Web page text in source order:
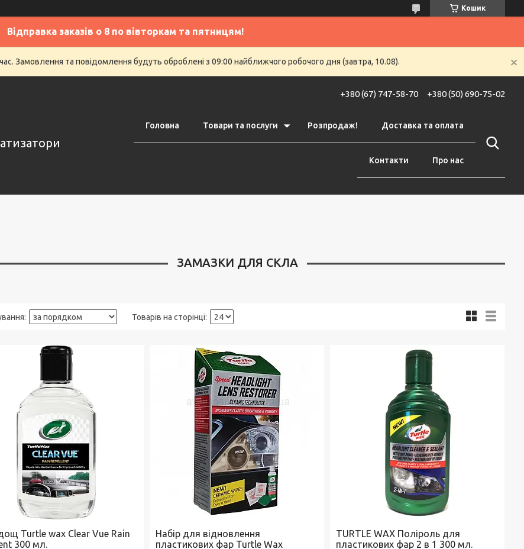
Кошик
Відправка заказів о 8 по вівторкам та пятницям!
Замовлення та повідомлення будуть оброблені з 09:00 найближчого робочого дня (завтра, 10.08).
+380 (67) 747-58-70 +380 (50) 690-75-02
Головна Товари та послуги Розпродаж! Доставка та оплата
Контакти Про нас
ЗАМАЗКИ ДЛЯ СКЛА
Turtle wax Clear Vue Rain
300 мл.
Набір для відновлення
пластикових фар Turtle Wax
TURTLE WAX Поліроль для
пластикових фар 2 в 1 300 мл.